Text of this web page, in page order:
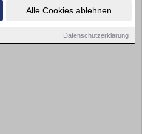
Alle Cookies ablehnen
Datenschutzerklärung